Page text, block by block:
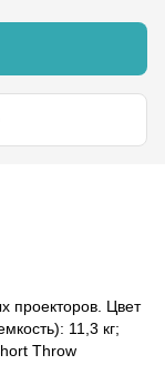
проекторов. Цвет
11,3 кг;
Throw